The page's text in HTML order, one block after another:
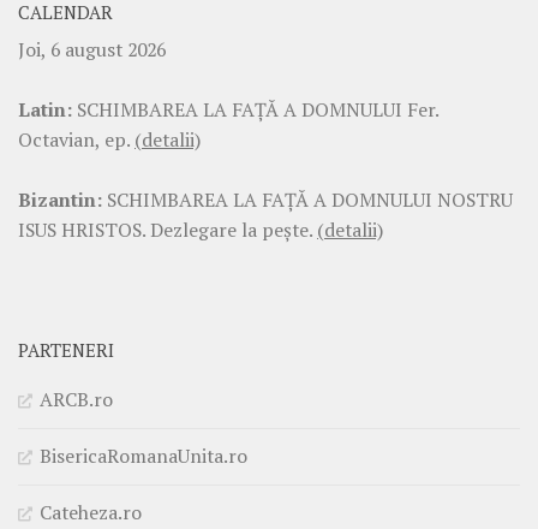
CALENDAR
Joi, 6 august 2026
Latin: SCHIMBAREA LA FAŢĂ A DOMNULUI Fer.
Octavian, ep. (detalii)
Bizantin: SCHIMBAREA LA FAŢĂ A DOMNULUI NOSTRU
ISUS HRISTOS. Dezlegare la pește. (detalii)
PARTENERI
ARCB.ro
BisericaRomanaUnita.ro
Cateheza.ro